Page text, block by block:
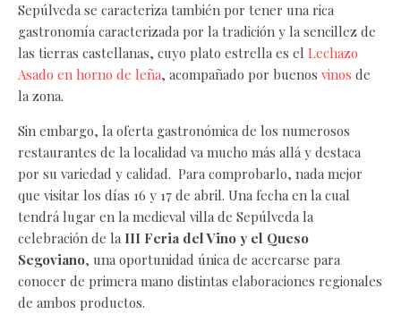
Sepúlveda se caracteriza también por tener una rica
gastronomía caracterizada por la tradición y la sencillez de
las tierras castellanas, cuyo plato estrella es el Lechazo
Asado en horno de leña, acompañado por buenos vinos de
la zona.
Sin embargo, la oferta gastronómica de los numerosos
restaurantes de la localidad va mucho más allá y destaca
por su variedad y calidad. Para comprobarlo, nada mejor
que visitar los días 16 y 17 de abril. Una fecha en la cual
tendrá lugar en la medieval villa de Sepúlveda la
celebración de la III Feria del Vino y el Queso
Segoviano, una oportunidad única de acercarse para
conocer de primera mano distintas elaboraciones regionales
de ambos productos.